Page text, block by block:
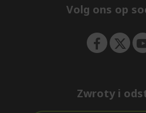
Volg ons op
Zwroty i